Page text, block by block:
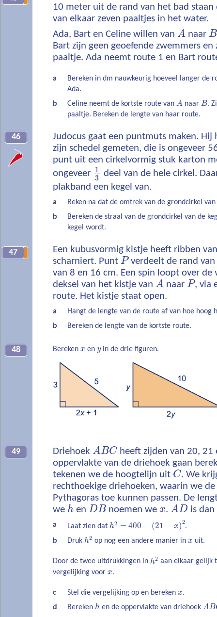
10 meter uit de rand van het bad
van elkaar zeven paaltjes in het water.
Ada, Bart en Celine willen van A naar B
Bart zijn geen geoefende zwemmers
paaltje. Ada neemt route 1 en Bart
a
Bereken in dm nauwkeurig hoeveel langer de
Ada.
b
Celine neemt de kortste route van A naar B.
paaltje. Bereken de lengte van haar route.
46
Judocus gaat een puntmuts maken. Hij
zijn schedel gemeten, die is ongeveer
punt uit een cirkelvormig stuk karton
ongeveer 1
3 deel van de hele cirkel.
plakband een kegel van.
a
Reken na dat de omtrek van de grondcirkel
b
Bereken de straal van de grondcirkel van de
kegel wordt.
47
13
Een kubusvormig kistje heeft ribben
scharniert. Punt Pverdeelt de rand
van 8 en 16 cm. Een spin loopt over de
deksel van het kistje van A naar P, via
route. Het kistje staat open.
a
Hangt de lengte van de route af van hoe hoog
b
Bereken de lengte van de kortste route.
48 Bereken x en yin de drie figuren.
49 Driehoek ABC heeft zijden van 20,
oppervlakte van de driehoek gaan
tekenen we de hoogtelijn uit C. We
rechthoekige driehoeken, waarin we
Pythagoras toe kunnen passen. De
we h en DB noemen we x. AD is dan
a Laat zien dat h2 = 400 − (21 − x)2
.
b
Druk h2 op nog een andere manier in x uit.
Door de twee uitdrukkingen in h2 aan elkaar gelijk
vergelijking voor x.
c Stel die vergelijking op en bereken x.
d
Bereken h en de oppervlakte van driehoek AB